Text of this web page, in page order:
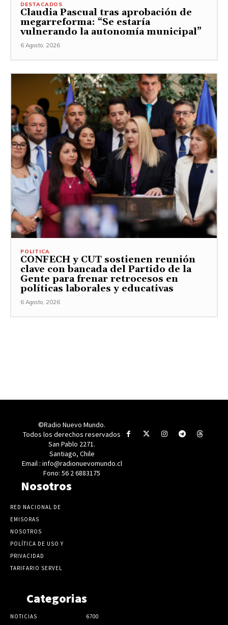
DESTACADOS
Claudia Pascual tras aprobación de
megarreforma: “Se estaría
vulnerando la autonomía municipal”
6 Agosto, 2026
POLITICA
CONFECH y CUT sostienen reunión
clave con bancada del Partido de la
Gente para frenar retrocesos en
políticas laborales y educativas
6 Agosto, 2026
©Radio Nuevo Mundo.
Todos los derechos reservados
San Pablo 2271.
Santiago, Chile
Email : info@radionuevomundo.cl
Fono: 56 2 6883175
Nosotros
RED NACIONAL DE
EMISORAS
NOSOTROS
POLÍTICA DE USO Y
PRIVACIDAD
TARIFARIO SERVEL
Categorias
NOTICIAS
6700